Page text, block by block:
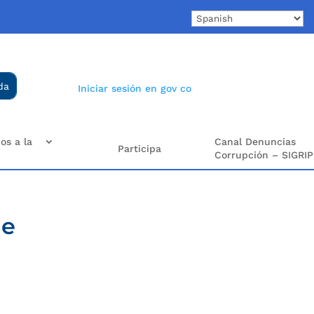
Iniciar sesión en gov co
a la
Participa
Canal Denuncias
Corrupción – SIGRIP